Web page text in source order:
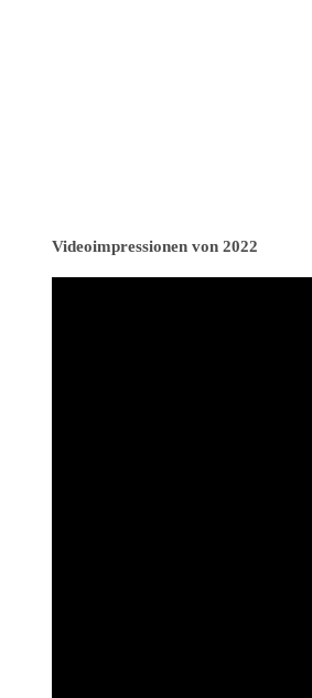
Videoimpressionen von 2022